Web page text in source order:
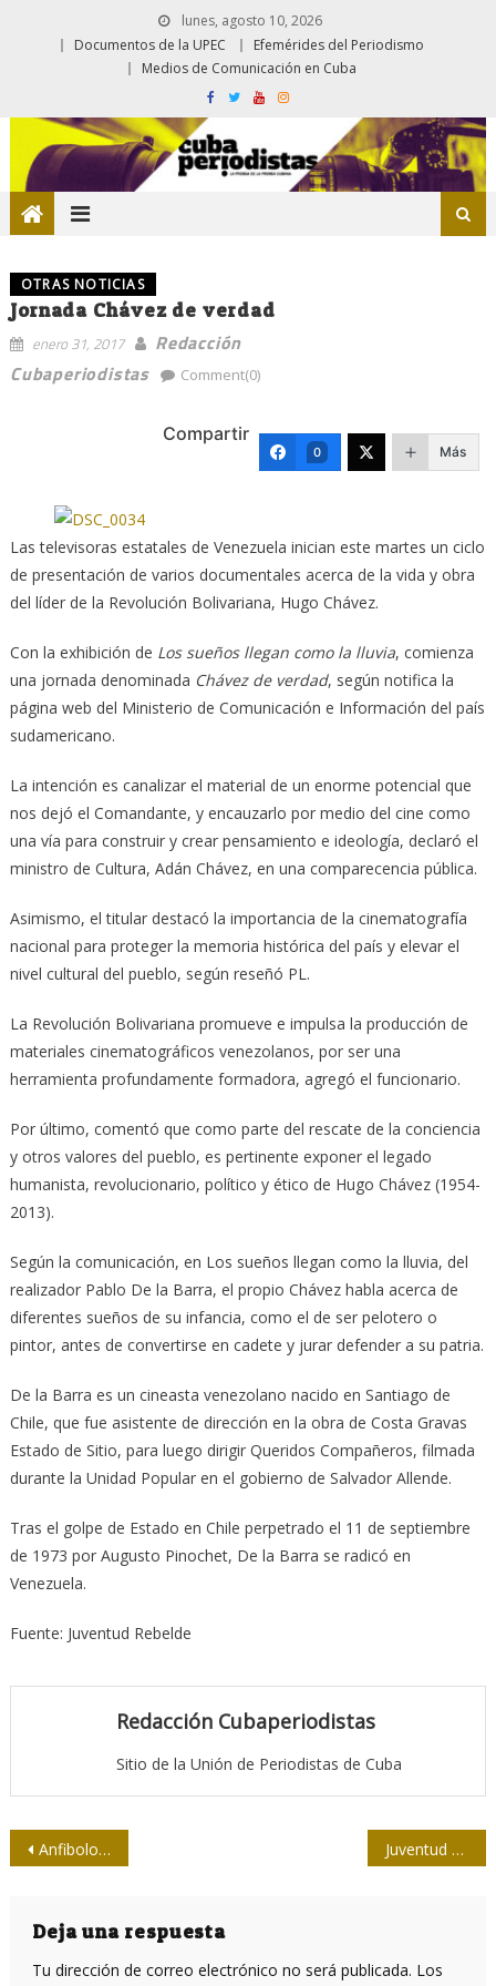
lunes, agosto 10, 2026
Documentos de la UPEC
Efemérides del Periodismo
Medios de Comunicación en Cuba
OTRAS NOTICIAS
Jornada Chávez de verdad
enero 31, 2017
Redacción
Cubaperiodistas
Comment(0)
Compartir
0 Más
Las televisoras estatales de Venezuela inician este martes un ciclo
de presentación de varios documentales acerca de la vida y obra
del líder de la Revolución Bolivariana, Hugo Chávez.
Con la exhibición de Los sueños llegan como la lluvia, comienza
una jornada denominada Chávez de verdad, según notifica la
página web del Ministerio de Comunicación e Información del país
sudamericano.
La intención es canalizar el material de un enorme potencial que
nos dejó el Comandante, y encauzarlo por medio del cine como
una vía para construir y crear pensamiento e ideología, declaró el
ministro de Cultura, Adán Chávez, en una comparecencia pública.
Asimismo, el titular destacó la importancia de la cinematografía
nacional para proteger la memoria histórica del país y elevar el
nivel cultural del pueblo, según reseñó PL.
La Revolución Bolivariana promueve e impulsa la producción de
materiales cinematográficos venezolanos, por ser una
herramienta profundamente formadora, agregó el funcionario.
Por último, comentó que como parte del rescate de la conciencia
y otros valores del pueblo, es pertinente exponer el legado
humanista, revolucionario, político y ético de Hugo Chávez (1954-
2013).
Según la comunicación, en Los sueños llegan como la lluvia, del
realizador Pablo De la Barra, el propio Chávez habla acerca de
diferentes sueños de su infancia, como el de ser pelotero o
pintor, antes de convertirse en cadete y jurar defender a su patria.
De la Barra es un cineasta venezolano nacido en Santiago de
Chile, que fue asistente de dirección en la obra de Costa Gravas
Estado de Sitio, para luego dirigir Queridos Compañeros, filmada
durante la Unidad Popular en el gobierno de Salvador Allende.
Tras el golpe de Estado en Chile perpetrado el 11 de septiembre
de 1973 por Augusto Pinochet, De la Barra se radicó en
Venezuela.
Fuente: Juventud Rebelde
Redacción Cubaperiodistas
Sitio de la Unión de Periodistas de Cuba
Navegación
entradas
Anfibologías Juventud y tradición al servicio de la profesión
Deja una respuesta
Tu dirección de correo electrónico no será publicada. Los